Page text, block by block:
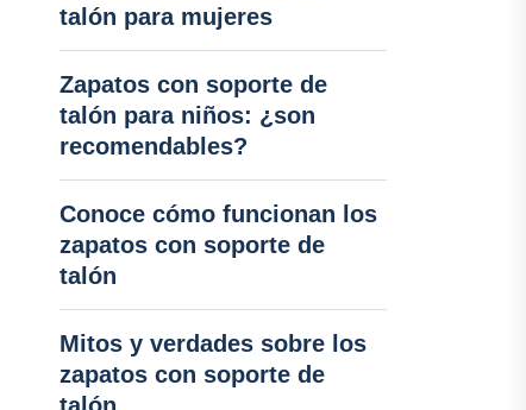
talón para mujeres
Zapatos con soporte de
talón para niños: ¿son
recomendables?
Conoce cómo funcionan los
zapatos con soporte de
talón
Mitos y verdades sobre los
zapatos con soporte de